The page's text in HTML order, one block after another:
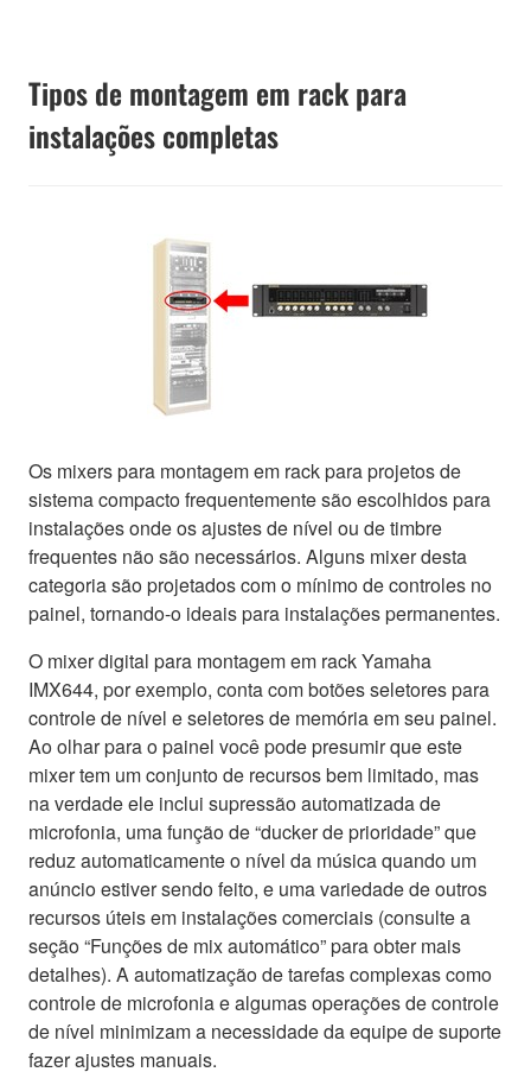
Tipos de montagem em rack para
instalações completas
Os mixers para montagem em rack para projetos de
sistema compacto frequentemente são escolhidos para
instalações onde os ajustes de nível ou de timbre
frequentes não são necessários. Alguns mixer desta
categoria são projetados com o mínimo de controles no
painel, tornando-o ideais para instalações permanentes.
O mixer digital para montagem em rack Yamaha
IMX644, por exemplo, conta com botões seletores para
controle de nível e seletores de memória em seu painel.
Ao olhar para o painel você pode presumir que este
mixer tem um conjunto de recursos bem limitado, mas
na verdade ele inclui supressão automatizada de
microfonia, uma função de “ducker de prioridade” que
reduz automaticamente o nível da música quando um
anúncio estiver sendo feito, e uma variedade de outros
recursos úteis em instalações comerciais (consulte a
seção “Funções de mix automático” para obter mais
detalhes). A automatização de tarefas complexas como
controle de microfonia e algumas operações de controle
de nível minimizam a necessidade da equipe de suporte
fazer ajustes manuais.